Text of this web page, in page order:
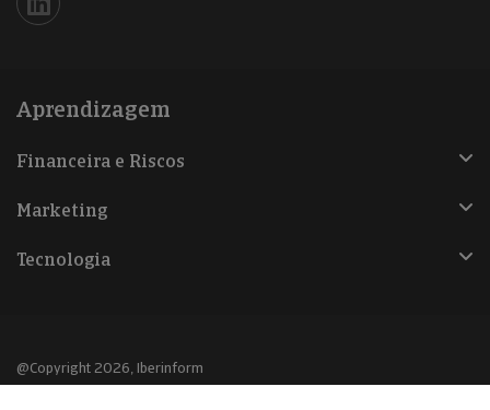
Iberinform en Linkedin
Aprendizagem
Financeira e Riscos
Marketing
Tecnologia
@Copyright 2026, Iberinform